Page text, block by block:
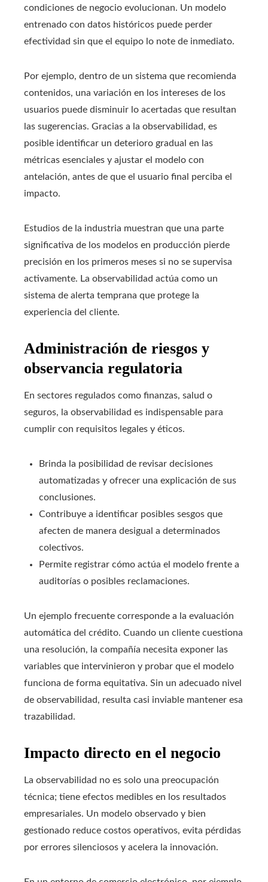
condiciones de negocio evolucionan. Un modelo
entrenado con datos históricos puede perder
efectividad sin que el equipo lo note de inmediato.
Por ejemplo, dentro de un sistema que recomienda
contenidos, una variación en los intereses de los
usuarios puede disminuir lo acertadas que resultan
las sugerencias. Gracias a la observabilidad, es
posible identificar un deterioro gradual en las
métricas esenciales y ajustar el modelo con
antelación, antes de que el usuario final perciba el
impacto.
Estudios de la industria muestran que una parte
significativa de los modelos en producción pierde
precisión en los primeros meses si no se supervisa
activamente. La observabilidad actúa como un
sistema de alerta temprana que protege la
experiencia del cliente.
Administración de riesgos y
observancia regulatoria
En sectores regulados como finanzas, salud o
seguros, la observabilidad es indispensable para
cumplir con requisitos legales y éticos.
Brinda la posibilidad de revisar decisiones
automatizadas y ofrecer una explicación de sus
conclusiones.
Contribuye a identificar posibles sesgos que
afecten de manera desigual a determinados
colectivos.
Permite registrar cómo actúa el modelo frente a
auditorías o posibles reclamaciones.
Un ejemplo frecuente corresponde a la evaluación
automática del crédito. Cuando un cliente cuestiona
una resolución, la compañía necesita exponer las
variables que intervinieron y probar que el modelo
funciona de forma equitativa. Sin un adecuado nivel
de observabilidad, resulta casi inviable mantener esa
trazabilidad.
Impacto directo en el negocio
La observabilidad no es solo una preocupación
técnica; tiene efectos medibles en los resultados
empresariales. Un modelo observado y bien
gestionado reduce costos operativos, evita pérdidas
por errores silenciosos y acelera la innovación.